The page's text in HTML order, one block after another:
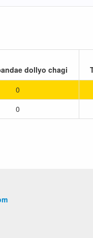
dollyo chagi
0
0